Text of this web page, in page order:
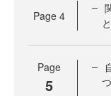
Page 4
Page
5